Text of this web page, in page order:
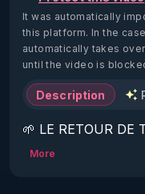
It was automatically
this platform. In the
automatically takes
until the video is
Description
🌱 LE RETOUR DE
2022)!
More